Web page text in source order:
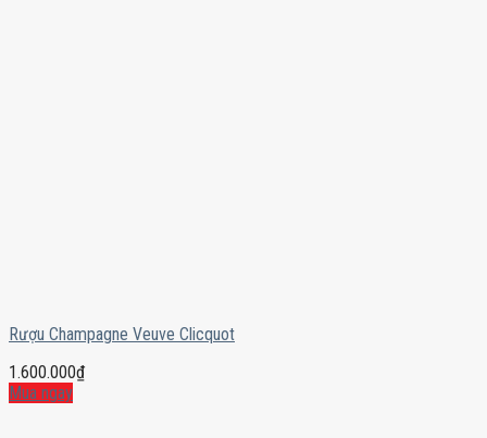
Rượu Champagne Veuve Clicquot
1.600.000₫
Mua ngay